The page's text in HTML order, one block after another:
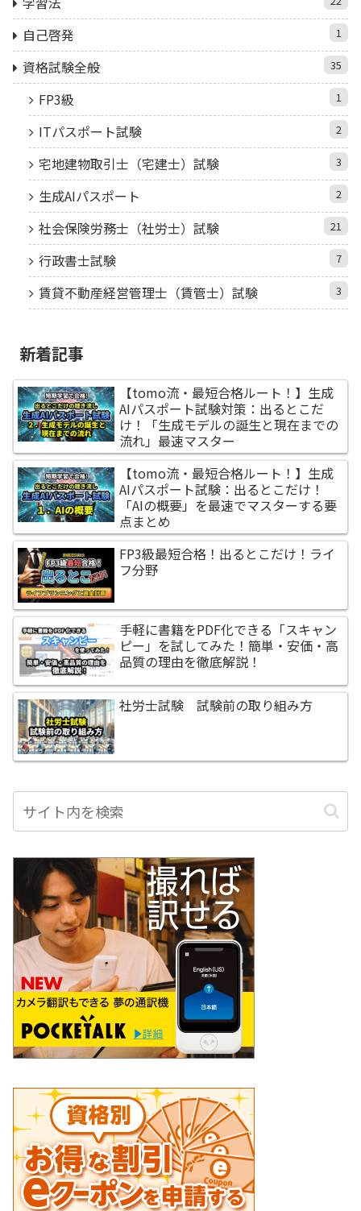
自己啓発 1
資格試験全般 35
FP3級 1
ITパスポート試験 2
宅地建物取引士（宅建士）試験 3
生成AIパスポート 2
社会保険労務士（社労士）試験 21
行政書士試験 7
賃貸不動産経営管理士（賃管士）試験 3
新着記事
【tomo流・最短合格ルート！】生成
AIパスポート試験対策：出るとこだ
け！「生成モデルの誕生と現在までの
流れ」最速マスター
【tomo流・最短合格ルート！】生成
AIパスポート試験：出るとこだけ！
「AIの概要」を最速でマスターする要
点まとめ
FP3級最短合格！出るとこだけ！ライ
フ分野
手軽に書籍をPDF化できる「スキャン
ピー」を試してみた！簡単・安価・高
品質の理由を徹底解説！
社労士試験 試験前の取り組み方